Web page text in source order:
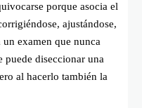
porque asocia el
ajustándose,
examen que nunca
puede diseccionar una
al hacerlo también la